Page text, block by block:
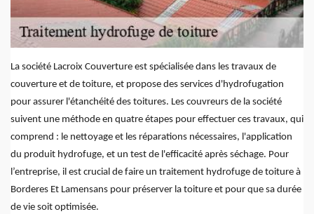
La société Lacroix Couverture est spécialisée dans les travaux de
couverture et de toiture, et propose des services d'hydrofugation
pour assurer l'étanchéité des toitures. Les couvreurs de la société
suivent une méthode en quatre étapes pour effectuer ces travaux, qui
comprend : le nettoyage et les réparations nécessaires, l'application
du produit hydrofuge, et un test de l'efficacité après séchage. Pour
l’entreprise, il est crucial de faire un traitement hydrofuge de toiture à
Borderes Et Lamensans pour préserver la toiture et pour que sa durée
de vie soit optimisée.